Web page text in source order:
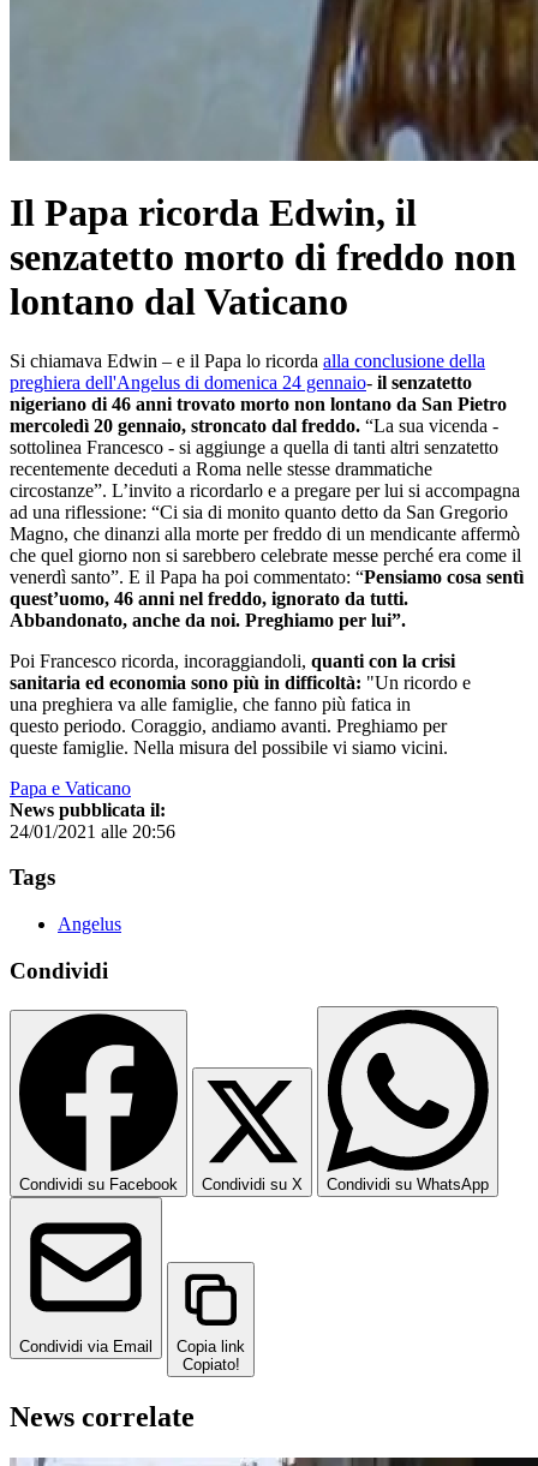
Il Papa ricorda Edwin, il
senzatetto morto di freddo non
lontano dal Vaticano
Si chiamava Edwin – e il Papa lo ricorda alla conclusione della
preghiera dell'Angelus di domenica 24 gennaio- il senzatetto
nigeriano di 46 anni trovato morto non lontano da San Pietro
mercoledì 20 gennaio, stroncato dal freddo. “La sua vicenda -
sottolinea Francesco - si aggiunge a quella di tanti altri senzatetto
recentemente deceduti a Roma nelle stesse drammatiche
circostanze”. L’invito a ricordarlo e a pregare per lui si accompagna
ad una riflessione: “Ci sia di monito quanto detto da San Gregorio
Magno, che dinanzi alla morte per freddo di un mendicante affermò
che quel giorno non si sarebbero celebrate messe perché era come il
venerdì santo”. E il Papa ha poi commentato: “Pensiamo cosa sentì
quest’uomo, 46 anni nel freddo, ignorato da tutti.
Abbandonato, anche da noi. Preghiamo per lui”.
Poi Francesco ricorda, incoraggiandoli, quanti con la crisi
sanitaria ed economia sono più in difficoltà: "Un ricordo e
una preghiera va alle famiglie, che fanno più fatica in
questo periodo. Coraggio, andiamo avanti. Preghiamo per
queste famiglie. Nella misura del possibile vi siamo vicini.
Papa e Vaticano
News pubblicata il:
24/01/2021 alle 20:56
Tags
Angelus
Condividi
Condividi su Facebook Condividi su X Condividi su WhatsApp
Condividi via Email
Copia link
Copiato!
News correlate